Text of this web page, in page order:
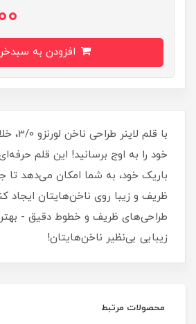
با قلم
خود را به اوج برسانید! این قلم
باریک خود، به شما امکان می‌دهد تا
ظریف و زیبا روی ناخن‌هایتان ایجاد
طراحی‌های ظریف و خطوط دقیق -
زیبایی بی‌نظیر ناخن‌هایتان!
محصولات مرتبط